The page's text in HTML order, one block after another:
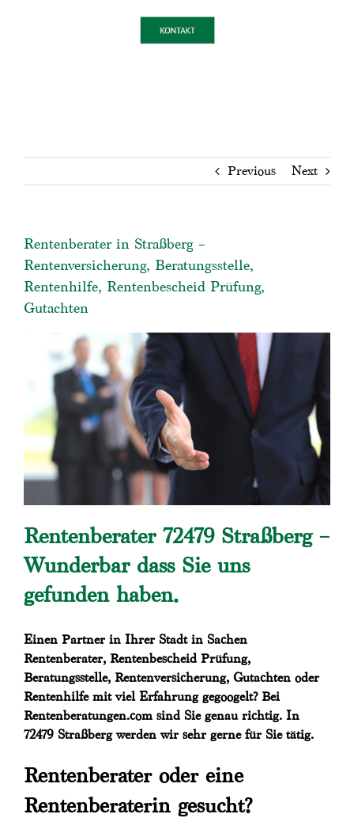
Previous Next
Rentenberater in Straßberg –
Rentenversicherung, Beratungsstelle,
Rentenhilfe, Rentenbescheid Prüfung,
Gutachten
Rentenberater 72479 Straßberg –
Wunderbar dass Sie uns
gefunden haben.
Einen Partner in Ihrer Stadt in Sachen
Rentenberater, Rentenbescheid Prüfung,
Beratungsstelle, Rentenversicherung, Gutachten oder
Rentenhilfe mit viel Erfahrung gegoogelt? Bei
Rentenberatungen.com sind Sie genau richtig. In
72479 Straßberg werden wir sehr gerne für Sie tätig.
Rentenberater oder eine
Rentenberaterin gesucht?